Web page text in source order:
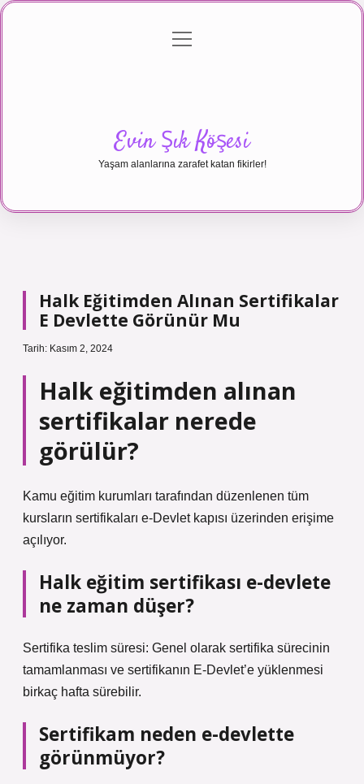
Gizlilik Politikası
menüyü
Evin Şık Köşesi
Yaşam alanlarına zarafet katan fikirler!
Halk Eğitimden Alınan Sertifikalar
E Devlette Görünür Mu
Tarih: Kasım 2, 2024
Halk eğitimden alınan
sertifikalar nerede
görülür?
Kamu eğitim kurumları tarafından düzenlenen tüm
kursların sertifikaları e-Devlet kapısı üzerinden erişime
açılıyor.
Halk eğitim sertifikası e-devlete
ne zaman düşer?
Sertifika teslim süresi: Genel olarak sertifika sürecinin
tamamlanması ve sertifikanın E-Devlet’e yüklenmesi
birkaç hafta sürebilir.
Sertifikam neden e-devlette
görünmüyor?